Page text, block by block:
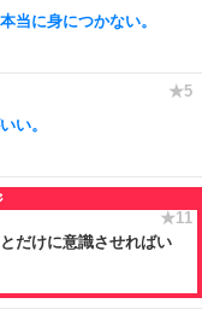
当に身につかない。
い。
だけに意識させればい